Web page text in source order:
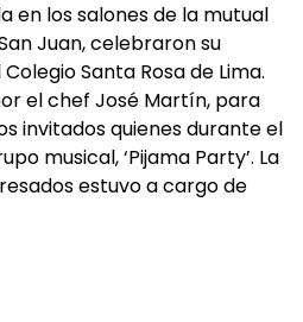
en los salones de la mutual
Juan, celebraron su
Santa Rosa de Lima.
el chef José Martín, para
invitados quienes durante el
musical, ‘Pijama Party’. La
estuvo a cargo de